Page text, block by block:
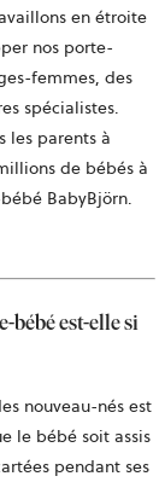
en étroite
nos porte-
femmes, des
spécialistes.
les parents à
de bébés à
BabyBjörn.
bébé est-elle si
nouveau-nés est
le bébé soit assis
pendant ses